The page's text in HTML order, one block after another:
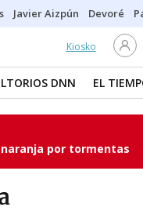
Javier Aizpún Devoré
Kiosko
DNN EL
por tormentas